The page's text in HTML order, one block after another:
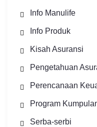
Info Manulife
Info Produk
Kisah Asuransi
Pengetahuan
Perencanaan
Program
Serba-serbi